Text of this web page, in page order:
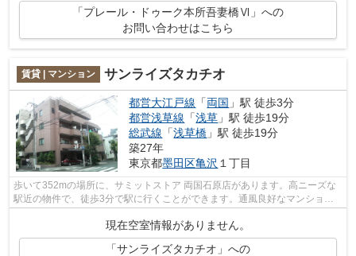
「プレール・ドゥーク本所吾妻橋Ⅵ」への
お問い合わせはこちら
賃貸 | マンション サンライズタカチオ
都営大江戸線 「両国 」駅 徒歩3分
都営浅草線 「浅草 」駅 徒歩19分
総武線 「浅草橋 」駅 徒歩19分
築27年
東京都墨田区亀沢 １丁目
歩いて352mの場所に、サミットストア 両国石原店があります。高ニーズな
駅近の物件で、徒歩3分で駅に行くことができます。通風良好なマンション
はいつでも気持ちの良い空間です。エレ...
現在空室情報がありません。
「サンライズタカチオ」への